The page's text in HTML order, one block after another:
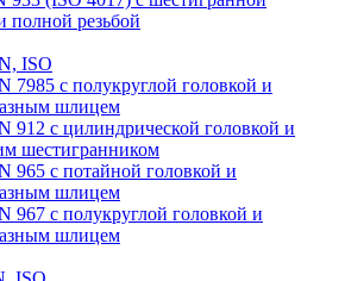
полной резьбой
ISO
7985 с полукруглой головкой и
шлицем
912 с цилиндрической головкой и
шестигранником
965 с потайной головкой и
шлицем
967 с полукруглой головкой и
шлицем